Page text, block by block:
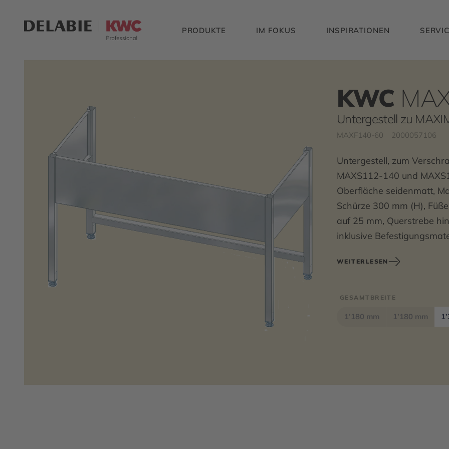
PRODUKTE IM FOKUS INSPIRATIONEN
KWC
Untergestell zu
MAXF140-60 2000057106
Untergestell, zum
MAXS112-140 und
Oberfläche seidenmatt,
Schürze 300 mm (H),
auf 25 mm, Querstrebe
inklusive
Abmessungen 1380 x
WEITERLESEN
GESAMTBREITE
1’180 mm 1’180 mm